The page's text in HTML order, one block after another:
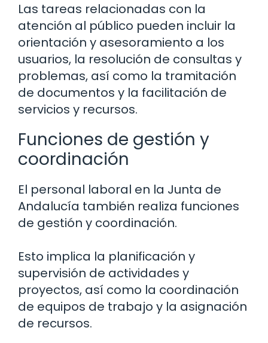
Las tareas relacionadas con la
atención al público pueden incluir la
orientación y asesoramiento a los
usuarios, la resolución de consultas y
problemas, así como la tramitación
de documentos y la facilitación de
servicios y recursos.
Funciones de gestión y
coordinación
El personal laboral en la Junta de
Andalucía también realiza funciones
de gestión y coordinación.
Esto implica la planificación y
supervisión de actividades y
proyectos, así como la coordinación
de equipos de trabajo y la asignación
de recursos.